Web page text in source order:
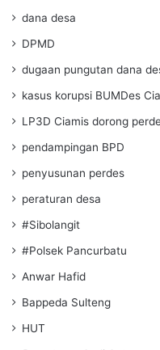
dana desa
DPMD
dugaan pungutan dana
kasus korupsi BUMDes
LP3D Ciamis dorong
pendampingan BPD
penyusunan perdes
peraturan desa
#Sibolangit
#Polsek Pancurbatu
Anwar Hafid
Bappeda Sulteng
HUT